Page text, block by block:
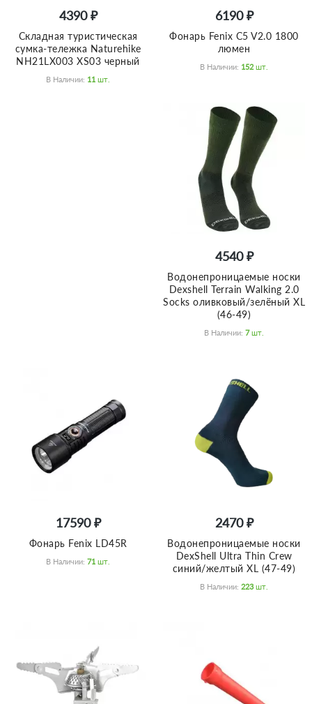
4390 ₽
Складная туристическая
сумка-тележка Naturehike
NH21LX003 XS03 черный
В Наличии: 11 Шт.
6190 ₽
Фонарь Fenix C5 V2.0 1800
люмен
В Наличии: 152 Шт.
4540 ₽
Водонепроницаемые носки
Dexshell Terrain Walking 2.0
Socks оливковый/зелёный XL
(46-49)
В Наличии: 7 Шт.
17590 ₽
Фонарь Fenix LD45R
В Наличии: 71 Шт.
2470 ₽
Водонепроницаемые носки
DexShell Ultra Thin Crew
синий/желтый XL (47-49)
В Наличии: 223 Шт.